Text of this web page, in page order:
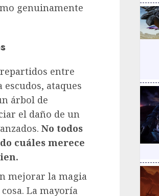
genuinamente
entre
ataques
árbol de
el daño de un
No todos
cuáles merece
mejorar la magia
La mayoría